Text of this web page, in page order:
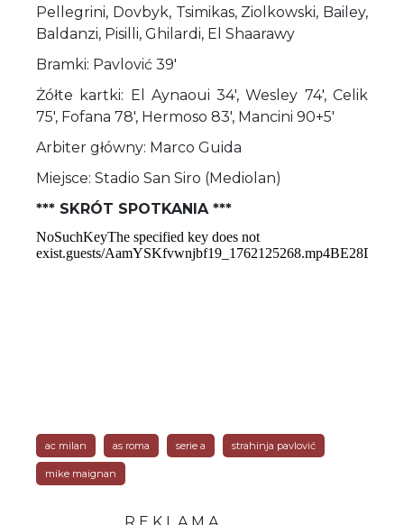
Pellegrini, Dovbyk, Tsimikas, Ziolkowski, Bailey,
Baldanzi, Pisilli, Ghilardi, El Shaarawy
Bramki: Pavlović 39'
Żółte kartki: El Aynaoui 34', Wesley 74', Celik
75', Fofana 78', Hermoso 83', Mancini 90+5'
Arbiter główny: Marco Guida
Miejsce: Stadio San Siro (Mediolan)
*** SKRÓT SPOTKANIA ***
ac milan as roma serie a strahinja pavlović
mike maignan
R E K L A M A